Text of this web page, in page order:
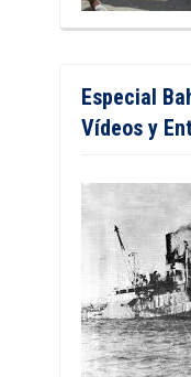
Especial
Vídeos y